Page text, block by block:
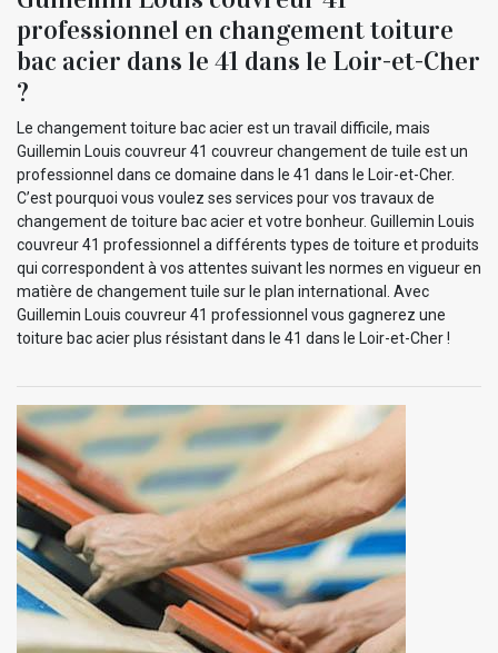
professionnel en changement toiture
bac acier dans le 41 dans le Loir-et-Cher
?
Le changement toiture bac acier est un travail difficile, mais
Guillemin Louis couvreur 41 couvreur changement de tuile est un
professionnel dans ce domaine dans le 41 dans le Loir-et-Cher.
C’est pourquoi vous voulez ses services pour vos travaux de
changement de toiture bac acier et votre bonheur. Guillemin Louis
couvreur 41 professionnel a différents types de toiture et produits
qui correspondent à vos attentes suivant les normes en vigueur en
matière de changement tuile sur le plan international. Avec
Guillemin Louis couvreur 41 professionnel vous gagnerez une
toiture bac acier plus résistant dans le 41 dans le Loir-et-Cher !